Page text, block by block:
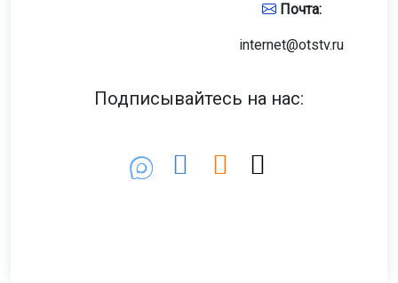
Почта:
internet@otstv.ru
Подписывайтесь на нас: